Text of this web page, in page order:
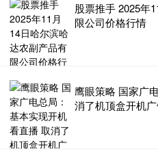
股票推手 2025年
限公司价格行情
鹰眼策略 国家广
消了机顶盒开机